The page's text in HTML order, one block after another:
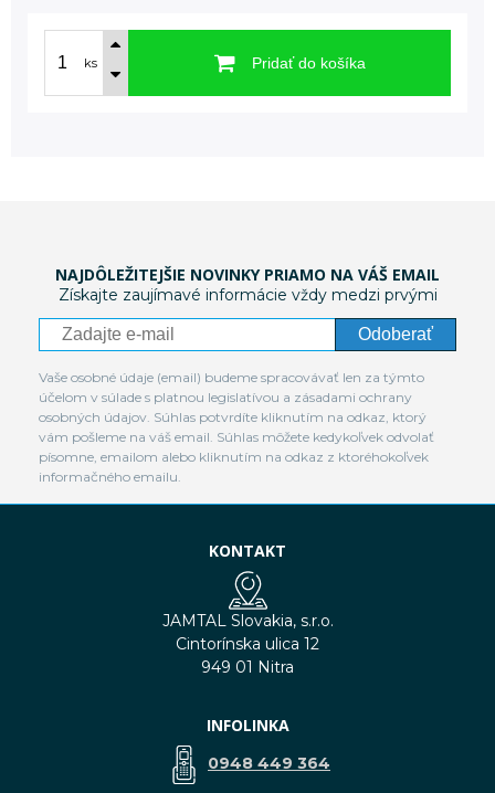
ks Pridať do košíka
NAJDÔLEŽITEJŠIE NOVINKY PRIAMO NA VÁŠ EMAIL
Získajte zaujímavé informácie vždy medzi prvými
Odoberať
Vaše osobné údaje (email) budeme spracovávať len za týmto
účelom v súlade s platnou legislatívou a zásadami ochrany
osobných údajov. Súhlas potvrdíte kliknutím na odkaz, ktorý
vám pošleme na váš email. Súhlas môžete kedykoľvek odvolať
písomne, emailom alebo kliknutím na odkaz z ktoréhokoľvek
informačného emailu.
KONTAKT
JAMTAL Slovakia, s.r.o.
Cintorínska ulica 12
949 01 Nitra
INFOLINKA
0948 449 364